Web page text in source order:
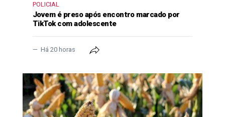
POLICIAL
Jovem é preso após encontro marcado por
TikTok com adolescente
Há 20 horas